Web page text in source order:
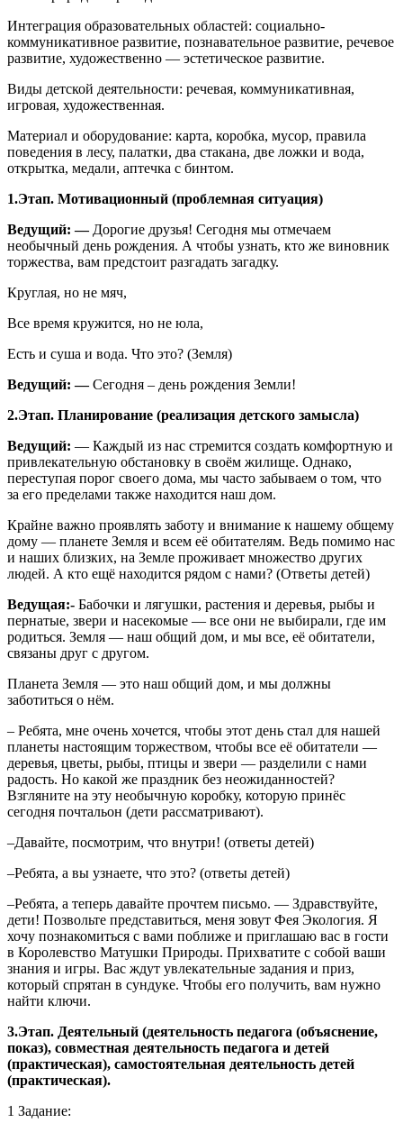
Интеграция образовательных областей: социально-
коммуникативное развитие, познавательное развитие, речевое
развитие, художественно — эстетическое развитие.
Виды детской деятельности: речевая, коммуникативная,
игровая, художественная.
Материал и оборудование: карта, коробка, мусор, правила
поведения в лесу, палатки, два стакана, две ложки и вода,
открытка, медали, аптечка с бинтом.
1.Этап. Мотивационный (проблемная ситуация)
Ведущий: — Дорогие друзья! Сегодня мы отмечаем
необычный день рождения. А чтобы узнать, кто же виновник
торжества, вам предстоит разгадать загадку.
Круглая, но не мяч,
Все время кружится, но не юла,
Есть и суша и вода. Что это? (Земля)
Ведущий: —Сегодня – день рождения Земли!
2.Этап. Планирование (реализация детского замысла)
Ведущий: — Каждый из нас стремится создать комфортную и
привлекательную обстановку в своём жилище. Однако,
переступая порог своего дома, мы часто забываем о том, что
за его пределами также находится наш дом.
Крайне важно проявлять заботу и внимание к нашему общему
дому — планете Земля и всем её обитателям. Ведь помимо нас
и наших близких, на Земле проживает множество других
людей. А кто ещё находится рядом с нами? (Ответы детей)
Ведущая:- Бабочки и лягушки, растения и деревья, рыбы и
пернатые, звери и насекомые — все они не выбирали, где им
родиться. Земля — наш общий дом, и мы все, её обитатели,
связаны друг с другом.
Планета Земля — это наш общий дом, и мы должны
заботиться о нём.
– Ребята, мне очень хочется, чтобы этот день стал для нашей
планеты настоящим торжеством, чтобы все её обитатели —
деревья, цветы, рыбы, птицы и звери — разделили с нами
радость. Но какой же праздник без неожиданностей?
Взгляните на эту необычную коробку, которую принёс
сегодня почтальон (дети рассматривают).
–Давайте, посмотрим, что внутри! (ответы детей)
–Ребята, а вы узнаете, что это? (ответы детей)
–Ребята, а теперь давайте прочтем письмо. — Здравствуйте,
дети! Позвольте представиться, меня зовут Фея Экология. Я
хочу познакомиться с вами поближе и приглашаю вас в гости
в Королевство Матушки Природы. Прихватите с собой ваши
знания и игры. Вас ждут увлекательные задания и приз,
который спрятан в сундуке. Чтобы его получить, вам нужно
найти ключи.
3.Этап. Деятельный (деятельность педагога (объяснение,
показ), совместная деятельность педагога и детей
(практическая), самостоятельная деятельность детей
(практическая).
1 Задание: